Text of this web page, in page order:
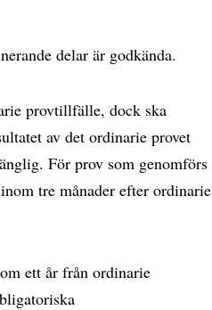
delar är godkända.
provtillfälle, dock ska
av det ordinarie provet
För prov som genomförs
tre månader efter ordinarie
ett år från ordinarie